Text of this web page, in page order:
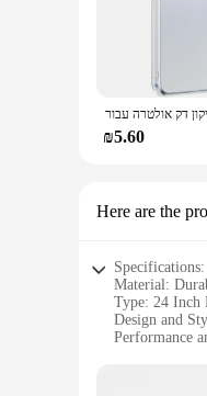
₪5.60
Here are the
Specifications:
Material:
Type: 24 Inch
Design and
Performance